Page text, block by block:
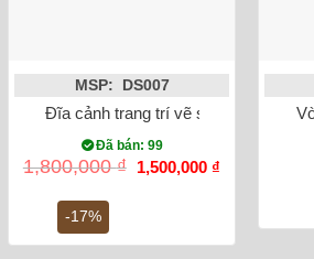
-17%
MSP: DS007
Đĩa cảnh trang trí vẽ sen hạc phi
Đã bán: 99
1,800,000₫
Giá
gốc
1,500,000 ₫
1,500,000 ₫.